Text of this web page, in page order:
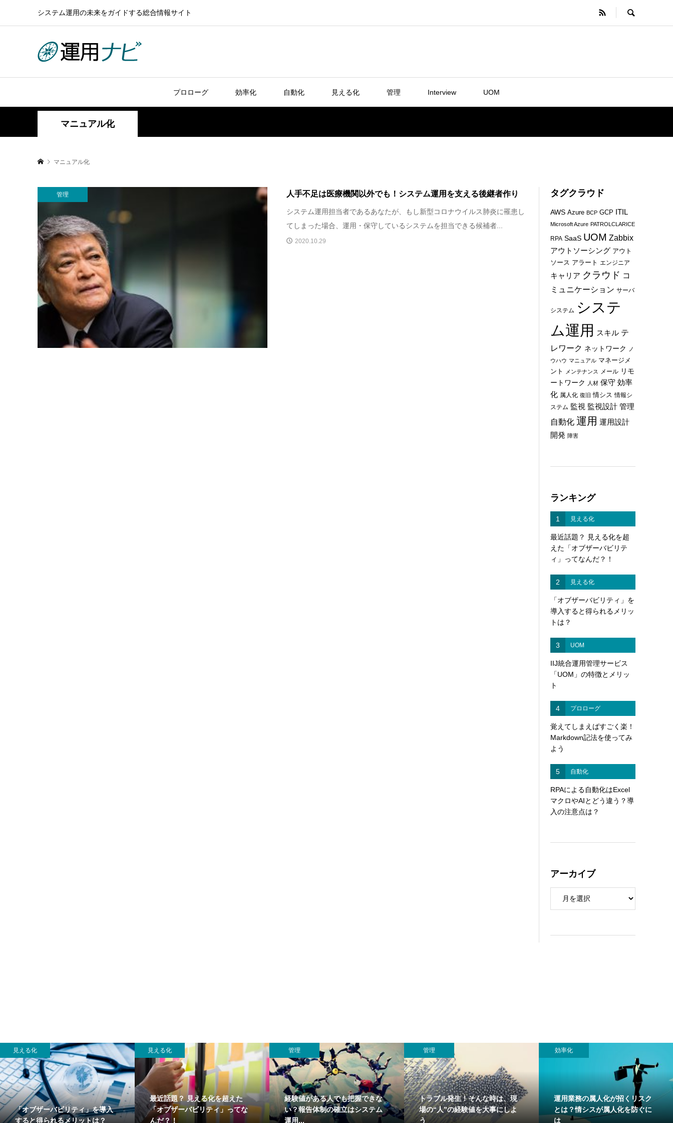
システム運用の未来をガイドする総合情報サイト
プロローグ 効率化 自動化 見える化 管理 Interview UOM
マニュアル化
マニュアル化
管理 人手不足は医療機関以外でも！システム運用を支える後継者作り
システム運用担当者であるあなたが、もし新型コロナウイルス肺炎に罹患し
てしまった場合、運用・保守しているシステムを担当できる候補者...
2020.10.29
タグクラウド
AWS Azure BCP GCP ITIL
Microsoft Azure PATROLCLARICE
RPA SaaS UOM Zabbix
アウトソーシング アウト
ソース アラート エンジニア
キャリア クラウド コ
ミュニケーション サーバ
システム システ
ム運用 スキル テ
レワーク ネットワーク
ノ
ウハウ マニュアル マネージメ
ント
メンテナンス メール リモ
ートワーク
人材 保守 効率
化 属人化 復旧 情シス 情報シ
ステム 監視 監視設計 管理
自動化 運用 運用設計
開発 障害
ランキング
1 見える化
最近話題？ 見える化を超
えた「オブザーバビリテ
ィ」ってなんだ？！
2 見える化
「オブザーバビリティ」を
導入すると得られるメリッ
トは？
3 UOM
IIJ統合運用管理サービス
「UOM」の特徴とメリッ
ト
4 プロローグ
覚えてしまえばすごく楽！
Markdown記法を使ってみ
よう
5 自動化
RPAによる自動化はExcel
マクロやAIとどう違う？導
入の注意点は？
アーカイブ
見える化
「オブザーバビリティ」を導入
すると得られるメリットは？
見える化
最近話題？ 見える化を超えた
「オブザーバビリティ」ってな
んだ？！
管理
経験値がある人でも把握できな
い？報告体制の確立はシステム
運用...
管理
トラブル発生！そんな時は、現
場の“人”の経験値を大事にしよ
う
効率化
運用業務の属人化が招くリスク
とは？情シスが属人化を防ぐに
は